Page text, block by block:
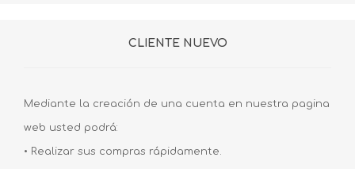
CLIENTE NUEVO
Mediante la creación de una cuenta en nuestra pagina
web usted podrá:
• Realizar sus compras rápidamente.